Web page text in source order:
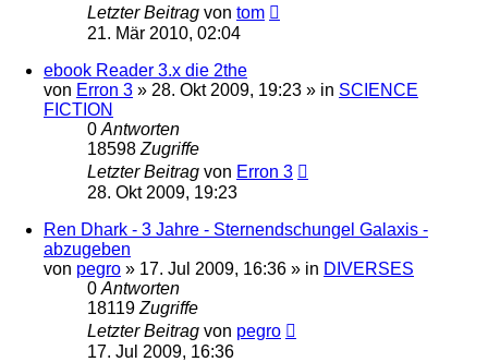
Letzter Beitrag von tom
21. Mär 2010, 02:04
ebook Reader 3.x die 2the
von Erron 3 » 28. Okt 2009, 19:23 » in SCIENCE
FICTION
0 Antworten
18598 Zugriffe
Letzter Beitrag von Erron 3
28. Okt 2009, 19:23
Ren Dhark - 3 Jahre - Sternendschungel Galaxis -
abzugeben
von pegro » 17. Jul 2009, 16:36 » in DIVERSES
0 Antworten
18119 Zugriffe
Letzter Beitrag von pegro
17. Jul 2009, 16:36